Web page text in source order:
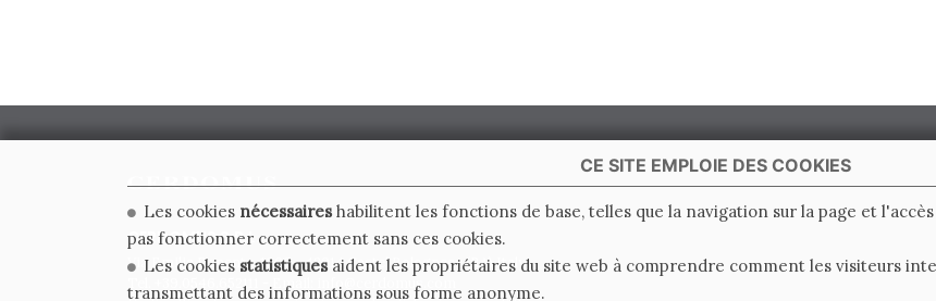
CERDOMUS S.R.L.
Via Emilia Ponente, 1000 - 48014 Castel Bolognese (RA) Italy
Tel. +39.0546.652111 - Email: info@cerdomus.com
CE SITE EMPLOIE DES COOKIES
Les cookies nécessaireshabilitent les fonctions de base, telles que la navigation sur la page et
pas fonctionner correctement sans ces cookies.
Les cookies statistiquesaident les propriétaires du site web à comprendre comment les visiteurs
transmettant des informations sous forme anonyme.